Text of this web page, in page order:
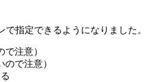
で指定できるようになりました。
注意）
で注意）